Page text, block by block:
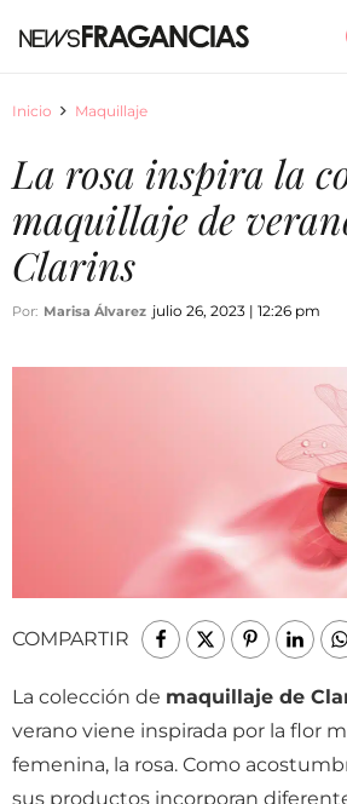
Inicio Maquillaje
La rosa inspira la
maquillaje de
Clarins
Por: Marisa Álvarez julio 26, 2023 | 12:26 pm
COMPARTIR
La colección de maquillaje de
verano viene inspirada por la flor
femenina, la rosa. Como
sus productos incorporan